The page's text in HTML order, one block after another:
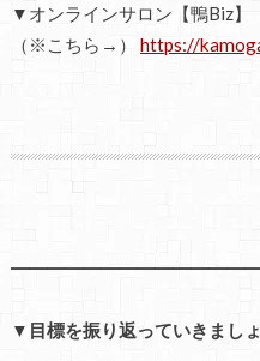
▼オンラインサロン【鴨Biz】
（※こちら→） https://
▼目標を振り返っていきまし